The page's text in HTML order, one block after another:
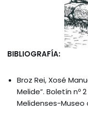
BIBLIOGRAFÍA:
Broz Rei, Xosé
Melide”. Boletín nº
Melidenses-Museo